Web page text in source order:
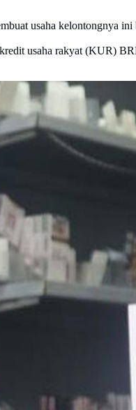
usaha kelontongnya
usaha rakyat (KUR)